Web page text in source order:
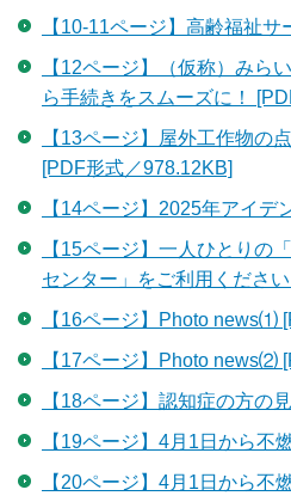
【10-11ページ】高齢福祉
【12ページ】（仮称）みら
ら手続きをスムーズに！
【13ページ】屋外工作物の
[PDF形式／978.12KB]
【14ページ】2025年アイ
【15ページ】一人ひとりの
センター」をご利用くださ
【16ページ】Photo news⑴
【17ページ】Photo news⑵
【18ページ】認知症の方の
【19ページ】4月1日から
【20ページ】4月1日から